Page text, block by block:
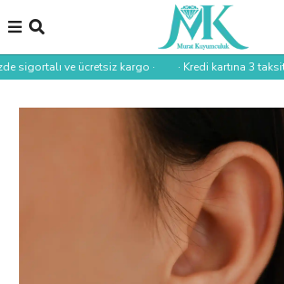
sigortalı ve ücretsiz kargo · · Kredi kartına 3 taksit ·